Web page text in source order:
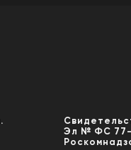
Эл № ФС 77-